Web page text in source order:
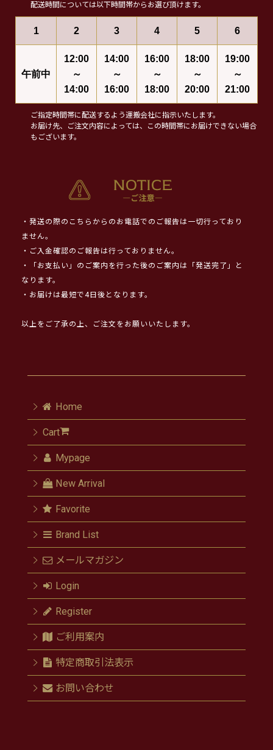
配送時間については以下時間帯からお選び頂けます。
1 2 3 4 5 6
午前中
12:00
～
14:00
14:00
～
16:00
16:00
～
18:00
18:00
～
20:00
19:00
～
21:00
ご指定時間帯に配送するよう運搬会社に指示いたします。
お届け先、ご注文内容によっては、この時間帯にお届けできない場合
もございます。
・発送の際のこちらからのお電話でのご報告は一切行っており
ません。
・ご入金確認のご報告は行っておりません。
・「お支払い」のご案内を行った後のご案内は「発送完了」と
なります。
・お届けは最短で4日後となります。
以上をご了承の上、ご注文をお願いいたします。
Home
Cart
Mypage
New Arrival
Favorite
Brand List
メールマガジン
Login
Register
ご利用案内
特定商取引法表示
お問い合わせ